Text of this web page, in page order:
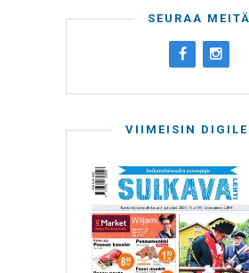
SEURAA MEITÄ
VIIMEISIN